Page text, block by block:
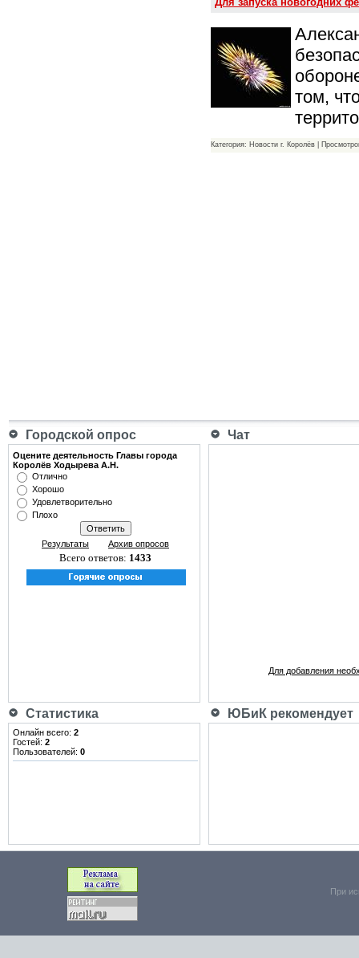
том,
Категория: Новости г. Королёв |
Городской опрос Чат
Оцените деятельность Главы города
Королёв Ходырева А.Н.
Отлично
Хорошо
Удовлетворительно
Плохо
Результаты Архив опросов
Всего ответов: 1433
Для добавления
Статистика ЮБиК рекомендует
Онлайн всего: 2
Гостей: 2
Пользователей: 0
При